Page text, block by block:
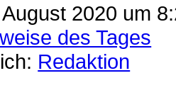
2020 um
des Tages
Redaktion